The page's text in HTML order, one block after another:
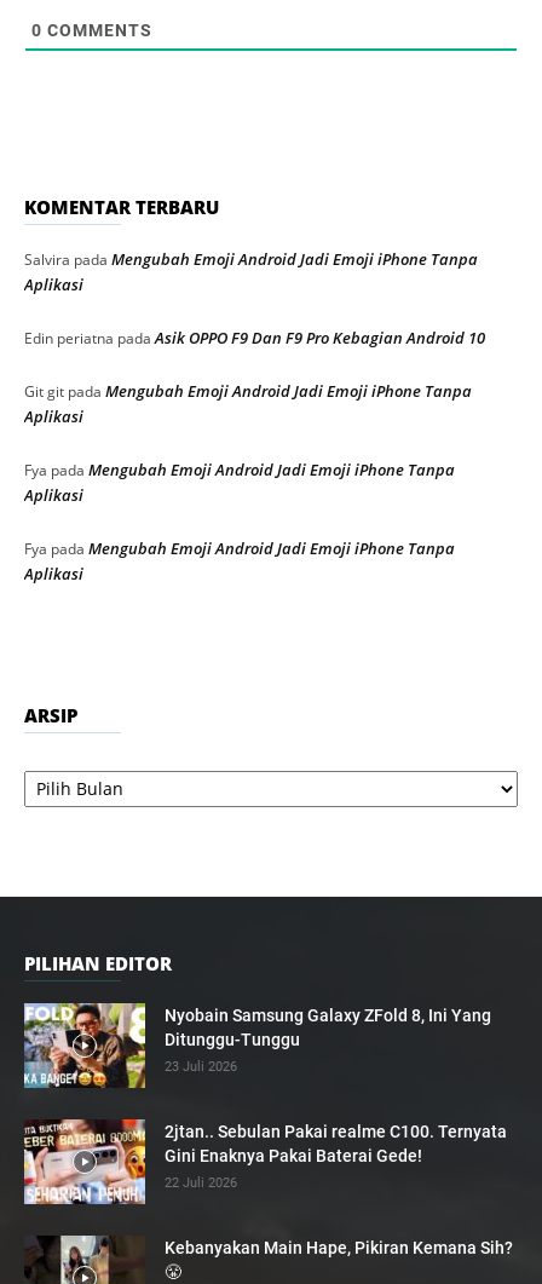
0 COMMENTS
KOMENTAR TERBARU
Salvira pada Mengubah Emoji Android Jadi Emoji iPhone Tanpa
Aplikasi
Edin periatna padaAsik OPPO F9 Dan F9 Pro Kebagian Android 10
Git git pada Mengubah Emoji Android Jadi Emoji iPhone Tanpa
Aplikasi
Fya pada Mengubah Emoji Android Jadi Emoji iPhone Tanpa
Aplikasi
Fya pada Mengubah Emoji Android Jadi Emoji iPhone Tanpa
Aplikasi
ARSIP
Arsip
PILIHAN EDITOR
Nyobain Samsung Galaxy ZFold 8, Ini Yang
Ditunggu-Tunggu
23 Juli 2026
2jtan.. Sebulan Pakai realme C100. Ternyata
Gini Enaknya Pakai Baterai Gede!
22 Juli 2026
Kebanyakan Main Hape, Pikiran Kemana Sih?
😤